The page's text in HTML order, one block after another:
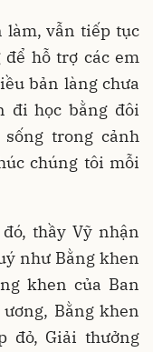
làm, vẫn tiếp tục
hỗ trợ các em
bản làng chưa
đi học bằng đôi
trong cảnh
chúng tôi mỗi
thầy Vỹ nhận
như Bằng khen
khen của Ban
Bằng khen
đỏ, Giải thưởng